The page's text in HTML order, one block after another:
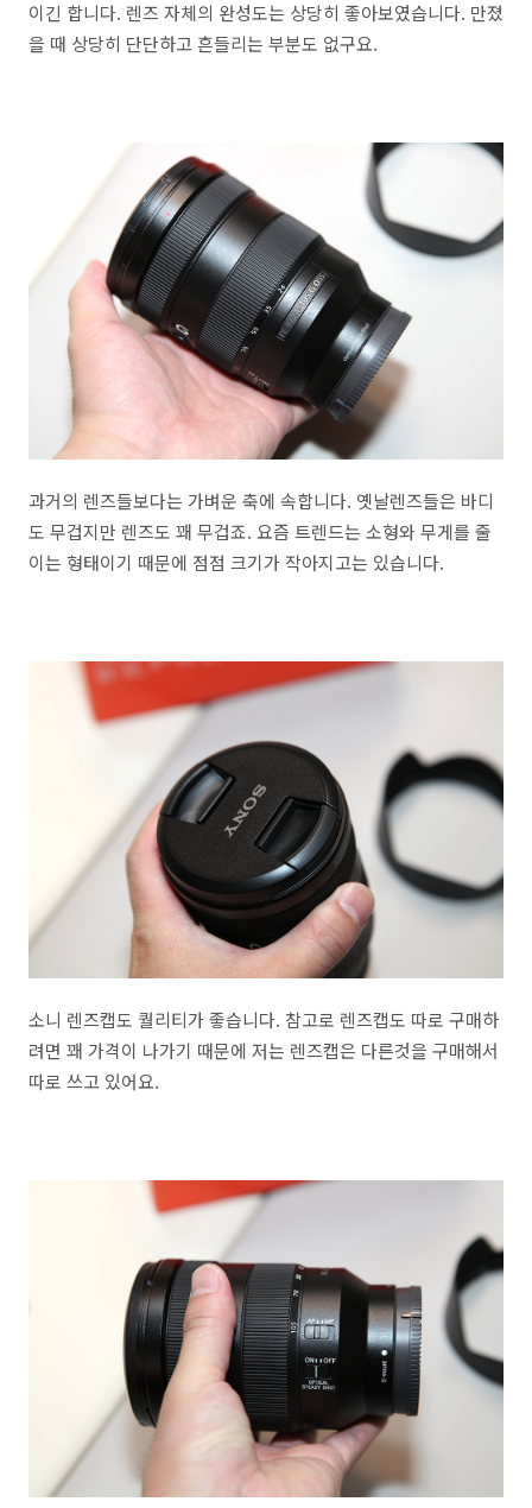
이긴 합니다. 렌즈 자체의 완성도는 상당히 좋아보였습니다. 만졌
을 때 상당히 단단하고 흔들리는 부분도 없구요.
과거의 렌즈들보다는 가벼운 축에 속합니다. 옛날렌즈들은 바디
도 무겁지만 렌즈도 꽤 무겁죠. 요즘 트렌드는 소형와 무게를 줄
이는 형태이기 때문에 점점 크기가 작아지고는 있습니다.
소니 렌즈캡도 퀄리티가 좋습니다. 참고로 렌즈캡도 따로 구매하
려면 꽤 가격이 나가기 때문에 저는 렌즈캡은 다른것을 구매해서
따로 쓰고 있어요.